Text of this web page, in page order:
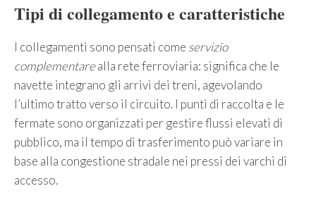
Tipi di collegamento e caratteristiche
I collegamenti sono pensati come servizio
complementarealla rete ferroviaria: significa che le
navette integrano gli arrivi dei treni, agevolando
l’ultimo tratto verso il circuito. I punti di raccolta e le
fermate sono organizzati per gestire flussi elevati di
pubblico, ma il tempo di trasferimento può variare in
base alla congestione stradale nei pressi dei varchi di
accesso.